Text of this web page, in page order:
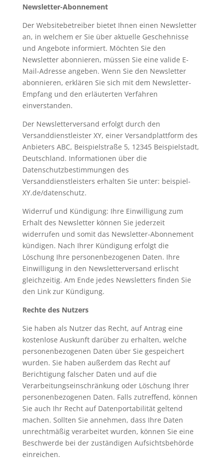
Newsletter-Abonnement
Der Websitebetreiber bietet Ihnen einen Newsletter
an, in welchem er Sie über aktuelle Geschehnisse
und Angebote informiert. Möchten Sie den
Newsletter abonnieren, müssen Sie eine valide E-
Mail-Adresse angeben. Wenn Sie den Newsletter
abonnieren, erklären Sie sich mit dem Newsletter-
Empfang und den erläuterten Verfahren
einverstanden.
Der Newsletterversand erfolgt durch den
Versanddienstleister XY, einer Versandplattform des
Anbieters ABC, Beispielstraße 5, 12345 Beispielstadt,
Deutschland. Informationen über die
Datenschutzbestimmungen des
Versanddienstleisters erhalten Sie unter: beispiel-
XY.de/datenschutz.
Widerruf und Kündigung: Ihre Einwilligung zum
Erhalt des Newsletter können Sie jederzeit
widerrufen und somit das Newsletter-Abonnement
kündigen. Nach Ihrer Kündigung erfolgt die
Löschung Ihre personenbezogenen Daten. Ihre
Einwilligung in den Newsletterversand erlischt
gleichzeitig. Am Ende jedes Newsletters finden Sie
den Link zur Kündigung.
Rechte des Nutzers
Sie haben als Nutzer das Recht, auf Antrag eine
kostenlose Auskunft darüber zu erhalten, welche
personenbezogenen Daten über Sie gespeichert
wurden. Sie haben außerdem das Recht auf
Berichtigung falscher Daten und auf die
Verarbeitungseinschränkung oder Löschung Ihrer
personenbezogenen Daten. Falls zutreffend, können
Sie auch Ihr Recht auf Datenportabilität geltend
machen. Sollten Sie annehmen, dass Ihre Daten
unrechtmäßig verarbeitet wurden, können Sie eine
Beschwerde bei der zuständigen Aufsichtsbehörde
einreichen.